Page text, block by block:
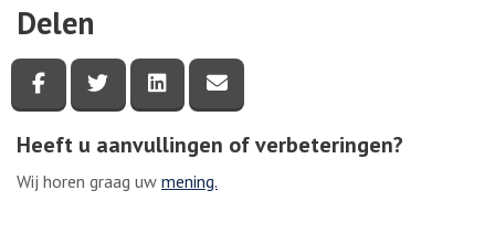
Delen
Deel deze pagina via Facebook
Deel deze pagina via Twitter
Deel deze pagina via LinkedIn
Heeft u aanvullingen of verbeteringen?
Wij horen graag uw mening.